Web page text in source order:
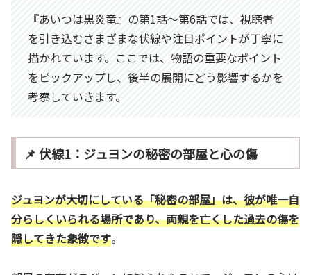
『あいつは黒炎竜』の第1話～第6話では、視聴者
を引き込むさまざまな伏線や注目ポイントが丁寧に
描かれています。ここでは、物語の重要なポイント
をピックアップし、後半の展開にどう影響するかを
考察していきます。
📌 伏線1：ジュヨンの秘密の部屋と心の傷
ジュヨンが大切にしている「秘密の部屋」は、彼が唯一自
分らしくいられる場所であり、両親を亡くした過去の傷を
隠してきた象徴です。